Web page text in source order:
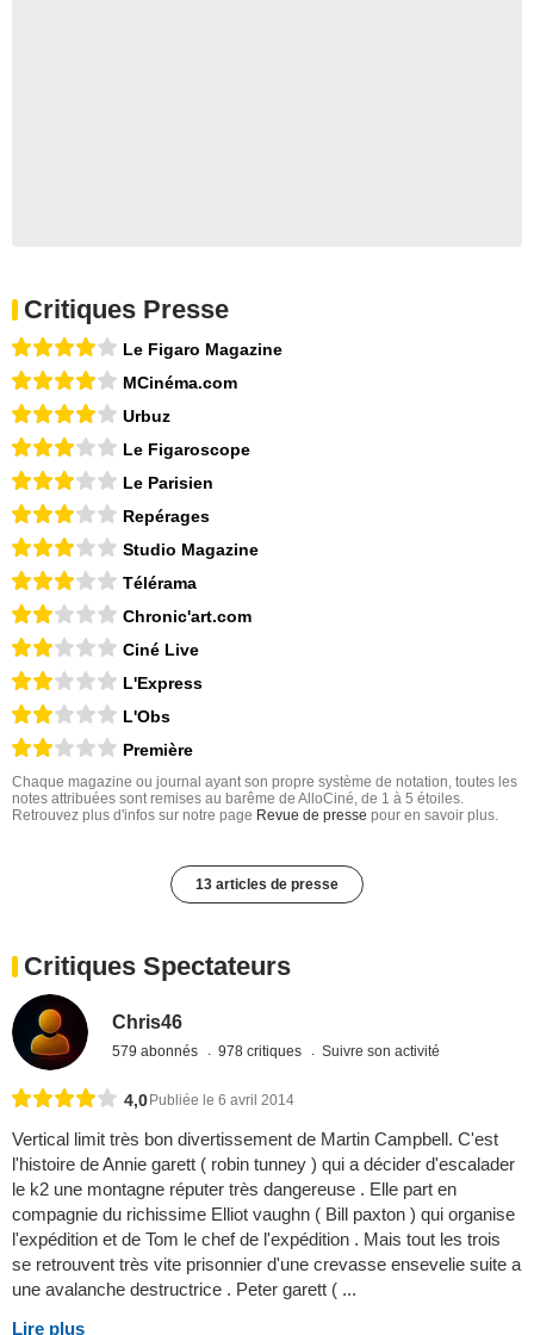
Critiques Presse
Le Figaro Magazine
MCinéma.com
Urbuz
Le Figaroscope
Le Parisien
Repérages
Studio Magazine
Télérama
Chronic'art.com
Ciné Live
L'Express
L'Obs
Première
Chaque magazine ou journal ayant son propre système de notation, toutes les
notes attribuées sont remises au barême de AlloCiné, de 1 à 5 étoiles.
Retrouvez plus d'infos sur notre page Revue de presse pour en savoir plus.
13 articles de presse
Critiques Spectateurs
Chris46
579 abonnés 978 critiques Suivre son activité
4,0 Publiée le 6 avril 2014
Vertical limit très bon divertissement de Martin Campbell. C'est
l'histoire de Annie garett ( robin tunney ) qui a décider d'escalader
le k2 une montagne réputer très dangereuse . Elle part en
compagnie du richissime Elliot vaughn ( Bill paxton ) qui organise
l'expédition et de Tom le chef de l'expédition . Mais tout les trois
se retrouvent très vite prisonnier d'une crevasse ensevelie suite a
une avalanche destructrice . Peter garett ( ...
Lire plus